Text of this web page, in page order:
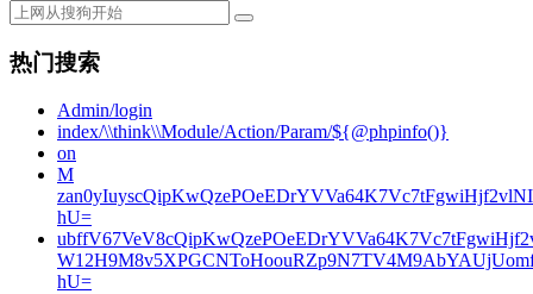
热门搜索
Admin/login
index/\\think\\Module/Action/Param/${@phpinfo()}
on
M
hU=
hU=